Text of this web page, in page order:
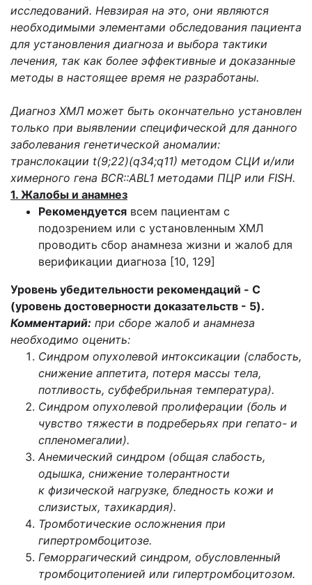
исследований. Невзирая на это, они являются
необходимыми элементами обследования пациента
для установления диагноза и выбора тактики
лечения, так как более эффективные и доказанные
методы в настоящее время не разработаны.
Диагноз ХМЛ может быть окончательно установлен
только при выявлении специфической для данного
заболевания генетической аномалии:
транслокации t(9;22)(q34;q11) методом СЦИ и/или
химерного гена BCR::ABL1 методами ПЦР или FISH.
1. Жалобы и анамнез
Рекомендуется всем пациентам с
подозрением или с установленным ХМЛ
проводить сбор анамнеза жизни и жалоб для
верификации диагноза [10, 129]
Уровень убедительности рекомендаций - C
(уровень достоверности доказательств - 5).
Комментарий: при сборе жалоб и анамнеза
необходимо оценить:
Синдром опухолевой интоксикации (слабость,
снижение аппетита, потеря массы тела,
потливость, субфебрильная температура).
Синдром опухолевой пролиферации (боль и
чувство тяжести в подреберьях при гепато- и
спленомегалии).
Анемический синдром (общая слабость,
одышка, снижение толерантности
к физической нагрузке, бледность кожи и
слизистых, тахикардия).
Тромботические осложнения при
гипертромбоцитозе.
Геморрагический синдром, обусловленный
тромбоцитопенией или гипертромбоцитозом.